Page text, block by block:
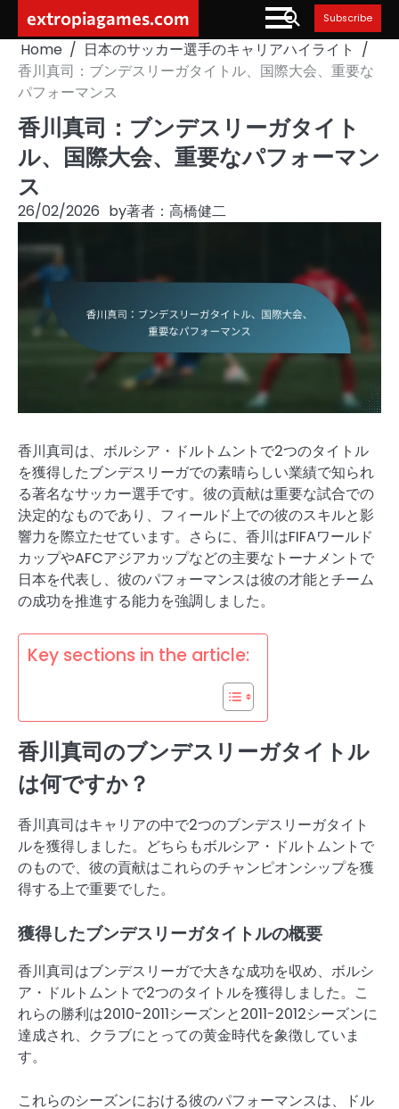
content
extropiagames.com Subscribe
Home
日本のサッカー選手のキャリアハイライト
香川真司：ブンデスリーガタイトル、国際大会、重要な
パフォーマンス
香川真司：ブンデスリーガタイト
ル、国際大会、重要なパフォーマン
ス
26/02/2026 by著者：高橋健二
香川真司は、ボルシア・ドルトムントで2つのタイトル
を獲得したブンデスリーガでの素晴らしい業績で知られ
る著名なサッカー選手です。彼の貢献は重要な試合での
決定的なものであり、フィールド上での彼のスキルと影
響力を際立たせています。さらに、香川はFIFAワールド
カップやAFCアジアカップなどの主要なトーナメントで
日本を代表し、彼のパフォーマンスは彼の才能とチーム
の成功を推進する能力を強調しました。
Key sections in the article:
香川真司のブンデスリーガタイトル
は何ですか？
香川真司はキャリアの中で2つのブンデスリーガタイト
ルを獲得しました。どちらもボルシア・ドルトムントで
のもので、彼の貢献はこれらのチャンピオンシップを獲
得する上で重要でした。
獲得したブンデスリーガタイトルの概要
香川真司はブンデスリーガで大きな成功を収め、ボルシ
ア・ドルトムントで2つのタイトルを獲得しました。こ
れらの勝利は2010-2011シーズンと2011-2012シーズンに
達成され、クラブにとっての黄金時代を象徴していま
す。
これらのシーズンにおける彼のパフォーマンスは、ドル